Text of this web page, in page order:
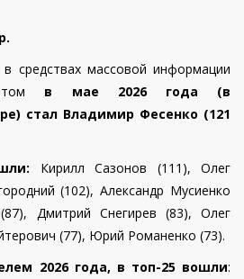
средствах массовой информации
в мае 2026 года (в
стал Владимир Фесенко (121
Кирилл Сазонов (111),
Олег
(102), Александр Мусиенко
Дмитрий Снегирев (83), Олег
(77), Юрий Романенко (73).
2026 года, в топ-25 вошли: